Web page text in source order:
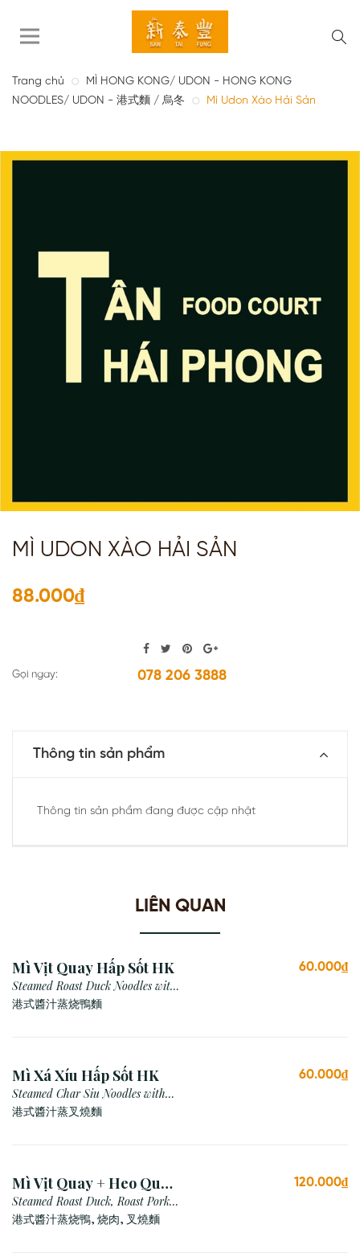
Trang chủ
MÌ HONG KONG/ UDON - HONG KONG
NOODLES/ UDON - 港式麵 / 烏冬
Mì Udon Xào Hải Sản
MÌ UDON XÀO HẢI SẢN
88.000₫
Gọi ngay: 078 206 3888
Thông tin sản phẩm
Thông tin sản phẩm đang được cập nhật
LIÊN QUAN
Mì Vịt Quay Hấp Sốt HK
Steamed Roast Duck Noodles with
Hong Kong Sauce
港式醬汁蒸烧鴨麵
60.000₫
Mì Xá Xíu Hấp Sốt HK
Steamed Char Siu Noodles with
Hong Kong Sauce
港式醬汁蒸叉燒麵
60.000₫
Mì Vịt Quay + Heo Quay
+ Xá Xíu Hấp HK
Steamed Roast Duck, Roast Pork,
Char Siu Noodles with Hong Kong
港式醬汁蒸烧鴨, 烧肉, 叉燒麵
120.000₫